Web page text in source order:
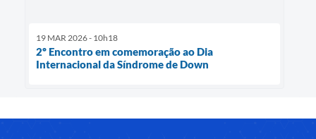
19 MAR 2026 - 10h18
2º Encontro em comemoração ao Dia
Internacional da Síndrome de Down